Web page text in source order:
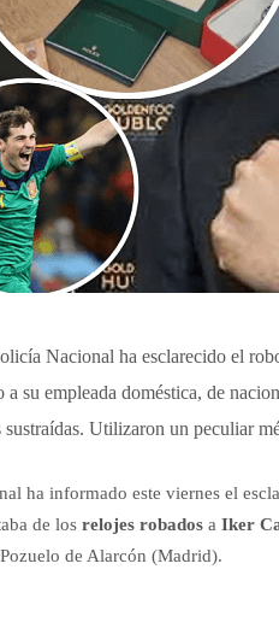
Nacional ha esclarecido el
a su empleada doméstica, de
sustraídas. Utilizaron un peculiar
ha informado este viernes el
de los relojes robados a Iker
de Alarcón (Madrid).